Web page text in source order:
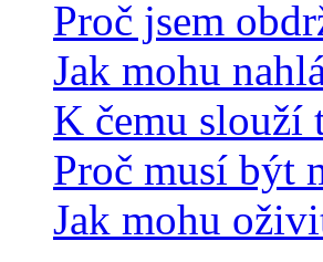
Proč jsem
Jak mohu
K čemu slouží
Proč musí být
Jak mohu